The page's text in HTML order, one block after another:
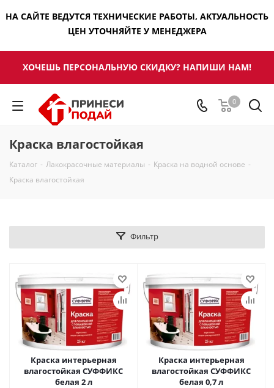
НА САЙТЕ ВЕДУТСЯ ТЕХНИЧЕСКИЕ РАБОТЫ, АКТУАЛЬНОСТЬ
ЦЕН УТОЧНЯЙТЕ У МЕНЕДЖЕРА
ХОЧЕШЬ ПЕРСОНАЛЬНУЮ СКИДКУ? НАПИШИ НАМ!
0
Краска влагостойкая
Каталог - Лакокрасочные материалы - Краска на водной основе -
Краска влагостойкая
Фильтр
Краска интерьерная
влагостойкая СУФФИКС
белая 2 л
Краска интерьерная
влагостойкая СУФФИКС
белая 0,7 л